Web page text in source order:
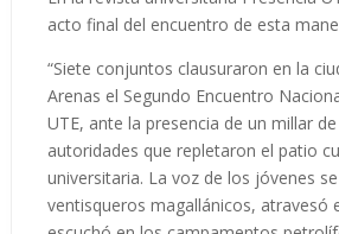
acto final del encuentro de esta
“Siete conjuntos clausuraron en la
Arenas el Segundo Encuentro
UTE, ante la presencia de un millar
autoridades que repletaron el patio
universitaria. La voz de los jóvenes
ventisqueros magallánicos, atravesó